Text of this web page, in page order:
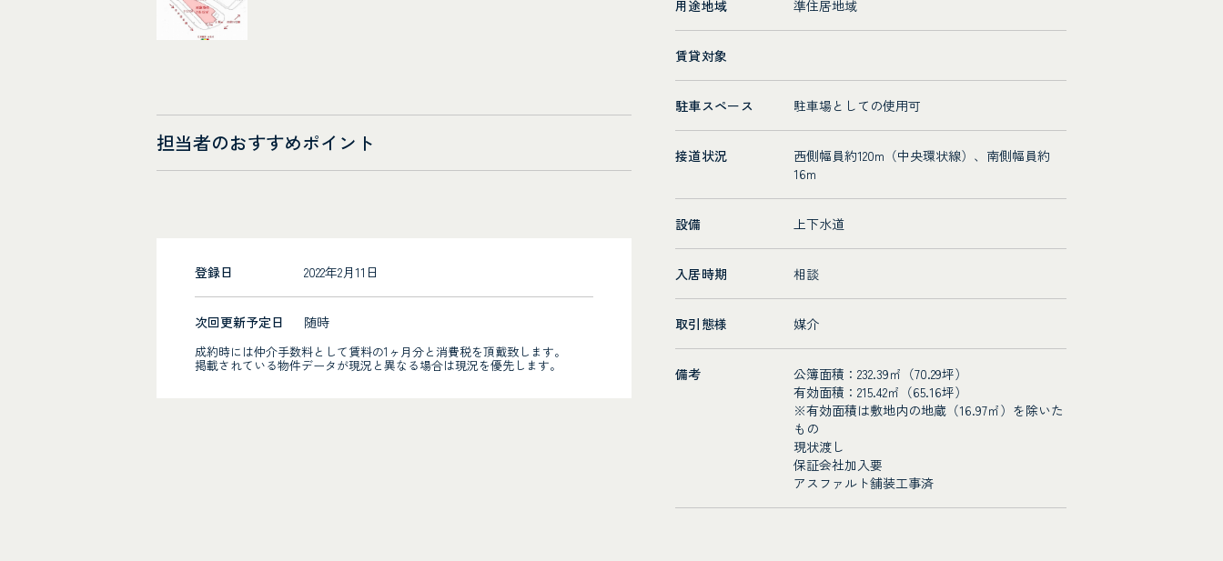
担当者のおすすめポイント
登録日 2022年2月11日
次回更新予定日 随時
成約時には仲介手数料として賃料の1ヶ月分と消費税を頂戴致します。
掲載されている物件データが現況と異なる場合は現況を優先します。
用途地域 準住居地域
賃貸対象
駐車スペース 駐車場としての使用可
接道状況
西側幅員約120m（中央環状線）、南側幅員約
16m
設備 上下水道
入居時期 相談
取引態様 媒介
備考
公簿面積：232.39㎡（70.29坪）
有効面積：215.42㎡（65.16坪）
※有効面積は敷地内の地蔵（16.97㎡）を除いた
もの
現状渡し
保証会社加入要
アスファルト舗装工事済